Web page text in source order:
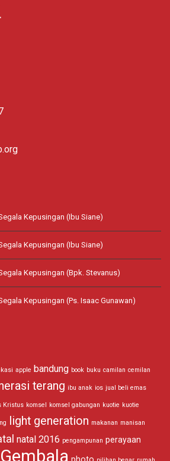
Kepusingan (Ibu Siane)
Kepusingan (Ibu Siane)
Kepusingan (Bpk. Stevanus)
Kepusingan (Ps. Isaac Gunawan)
apple bandung book buku camilan cemilan
terang ibu anak ios jual beli emas
Kristus komsel komsel gabungan kuotie kuotie
light generation makanan manisan
natal 2016 pengampunan perayaan
photo